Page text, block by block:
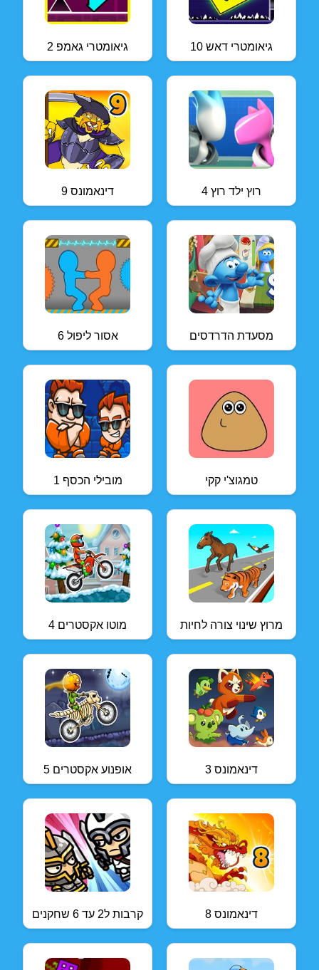
גיאומטרי גאמפ 2 גיאומטרי דאש 10
דינאמונס 9 רוץ ילד רוץ 4
אסור ליפול 6 מסעדת הדרדסים
מובילי הכסף 1 טמגוצ'י קקי
מוטו אקסטרים 4 מרוץ שינוי צורה לחיות
אופנוע אקסטרים 5 דינאמונס 3
קרבות ל2 עד 6 שחקנים דינאמונס 8